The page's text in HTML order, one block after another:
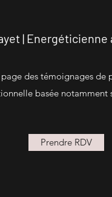
|
page des témoignages
basée
Prendre RDV